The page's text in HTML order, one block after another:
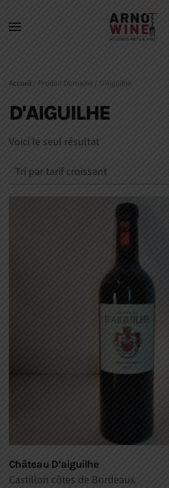
Skip to main content
Accueil / Produit Domaine / D'Aiguilhe
D'AIGUILHE
Voici le seul résultat
Château D’aiguilhe
Castillon côtes de Bordeaux